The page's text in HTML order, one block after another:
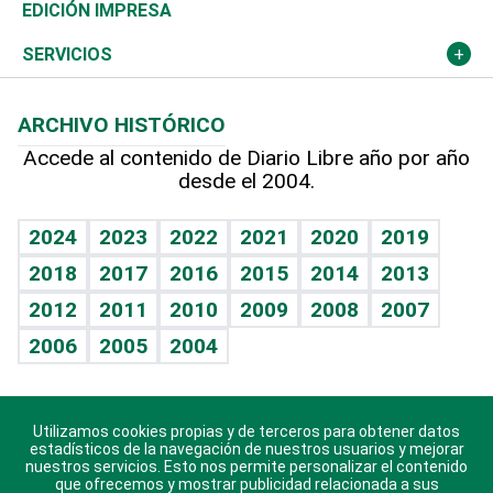
Caribe
Resto del mundo
Global y variable
Economía personal
Novedades
Podcast Arte Libre
Hablando con el pediatra
Vida y familia
Eñe
Celebrando la vida
Sin complejos
En pocas palabras
Escuchando al corazón
Olimpismo
Más deportes
TBT Deportivo
Noticiero Poteleche
Columnistas
Más firmas
Martes de tecnología
Cambio climático
Deportes
Opinión
Hecho en casa
Guía del dinero
EDICIÓN IMPRESA
SERVICIOS
Cumpleaños
Horóscopos
Crucigramas
ARCHIVO HISTÓRICO
Accede al contenido de Diario Libre año por año
desde el 2004.
2024 2023 2022 2021 2020
2019
2018
2017 2016 2015 2014
2013
2012
2011 2010 2009 2008
2007
2006
2005 2004
Descarga nuestras aplicaciones para Android, iOS y
sistema Huawei.
Utilizamos cookies propias y de terceros para obtener datos
estadísticos de la navegación de nuestros usuarios y mejorar
nuestros servicios. Esto nos permite personalizar el contenido
que ofrecemos y mostrar publicidad relacionada a sus